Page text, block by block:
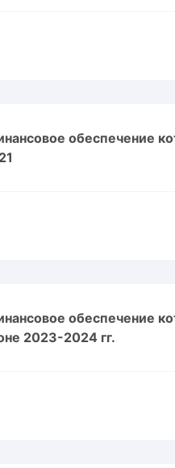
обеспечение
обеспечение
2023-2024 гг.